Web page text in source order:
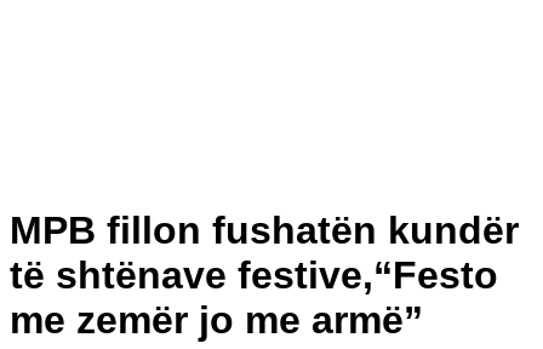
MPB fillon fushatën kundër
të shtënave festive,“Festo
me zemër jo me armë”